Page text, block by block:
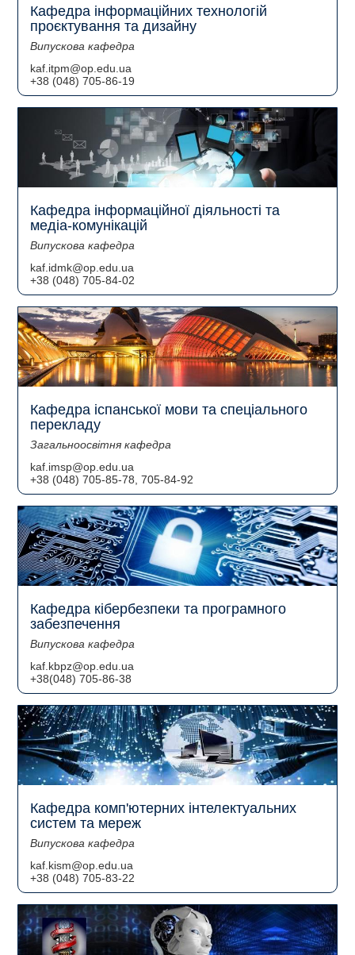
Кафедра інформаційних технологій
проєктування та дизайну
Випускова кафедра
kaf.itpm@op.edu.ua
+38 (048) 705-86-19
Кафедра інформаційної діяльності та
медіа-комунікацій
Випускова кафедра
kaf.idmk@op.edu.ua
+38 (048) 705-84-02
Кафедра іспанської мови та спеціального
перекладу
Загальноосвітня кафедра
kaf.imsp@op.edu.ua
+38 (048) 705-85-78, 705-84-92
Кафедра кібербезпеки та програмного
забезпечення
Випускова кафедра
kaf.kbpz@op.edu.ua
+38(048) 705-86-38
Кафедра комп'ютерних інтелектуальних
систем та мереж
Випускова кафедра
kaf.kism@op.edu.ua
+38 (048) 705-83-22